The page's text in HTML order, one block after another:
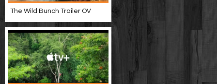
The Wild Bunch Trailer OV